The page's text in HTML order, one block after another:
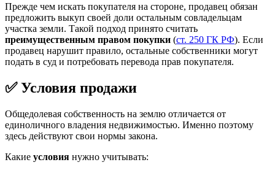
Прежде чем искать покупателя на стороне, продавец обязан
предложить выкуп своей доли остальным совладельцам
участка земли. Такой подход принято считать
преимущественным правом покупки (ст. 250 ГК РФ). Если
продавец нарушит правило, остальные собственники могут
подать в суд и потребовать перевода прав покупателя.
✅ Условия продажи
Общедолевая собственность на землю отличается от
единоличного владения недвижимостью. Именно поэтому
здесь действуют свои нормы закона.
Какие условия нужно учитывать: